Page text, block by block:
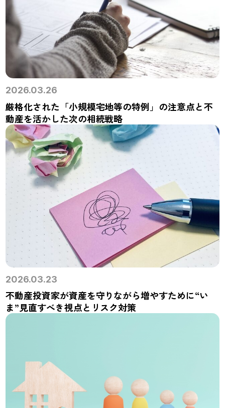
2026.03.26
厳格化された「小規模宅地等の特例」の注意点と不
動産を活かした次の相続戦略
2026.03.23
不動産投資家が資産を守りながら増やすために“い
ま”見直すべき視点とリスク対策